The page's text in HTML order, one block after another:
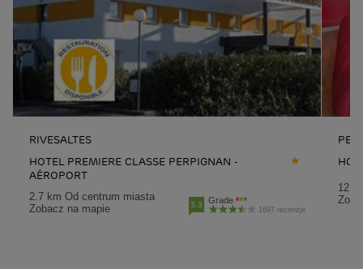
RIVESALTES
HOTEL PREMIERE CLASSE PERPIGNAN -
AÉROPORT
2.7 km Od centrum miasta
Zobacz na mapie
3.3 Grade
1697 recenzje
12.2